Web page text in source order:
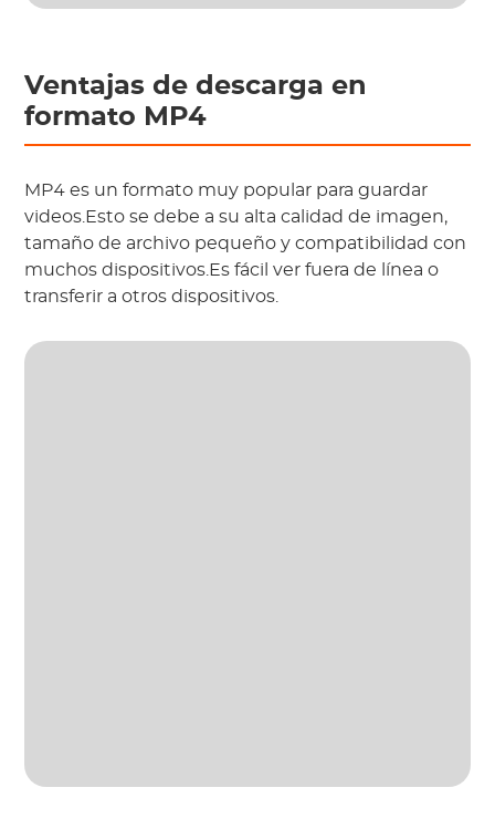
Ventajas de descarga en
formato MP4
MP4 es un formato muy popular para guardar
videos.Esto se debe a su alta calidad de imagen,
tamaño de archivo pequeño y compatibilidad con
muchos dispositivos.Es fácil ver fuera de línea o
transferir a otros dispositivos.